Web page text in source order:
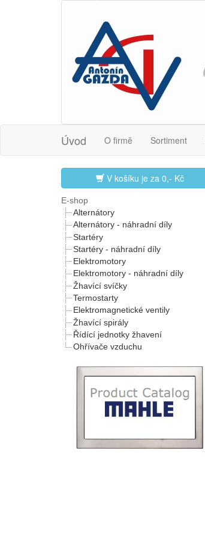
Úvod O firmě Sortiment
V košíku je za 0,- Kč
E-shop
Alternátory
Alternátory - náhradní díly
Startéry
Startéry - náhradní díly
Elektromotory
Elektromotory - náhradní díly
Žhavící svíčky
Termostarty
Elektromagnetické ventily
Žhavící spirály
Řídící jednotky žhavení
Ohřívače vzduchu